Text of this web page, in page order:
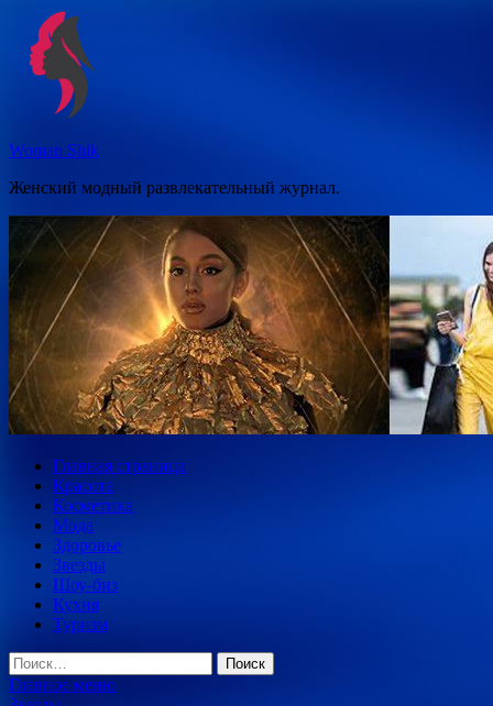
Перейти
содержимому
Woman Shik
Женский модный развлекательный журнал.
Главная страница
Красота
Косметика
Мода
Здоровье
Звезды
Шоу-биз
Кухня
Туризм
Найти:
Главное меню